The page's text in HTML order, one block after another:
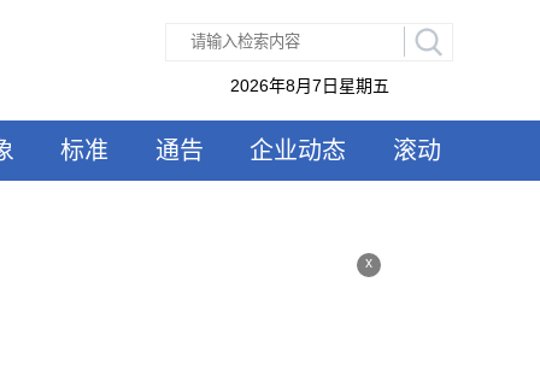
2026年8月7日星期五
标准 通告 企业动态 滚动
x